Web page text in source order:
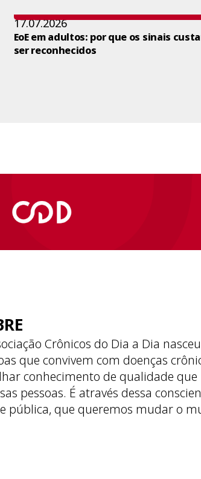
17.07.2026
EoE em adultos: por que os sinais
ser reconhecidos
Crônicos do Dia a Dia
que convivem com doenças
conhecimento de qualidade que
pessoas. É através dessa
pública, que queremos mudar o